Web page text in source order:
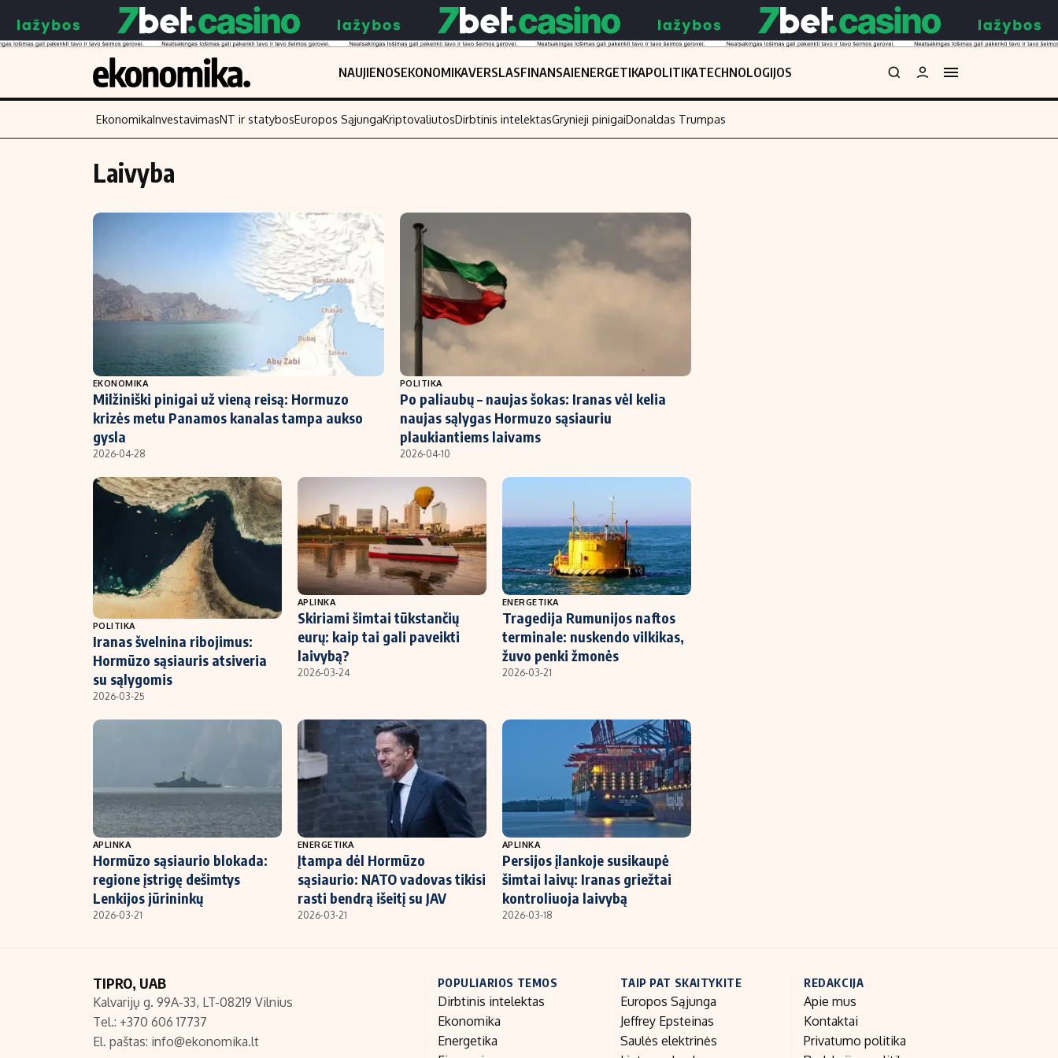
NAUJIENOSEKONOMIKAVERSLASFINANSAIENERGETIKAPOLITIKATECHNOLOGIJOS
Turinys
Naujienos
Energetika
Ekonomika
NT ir statybos
Finansai
Įmonės
Žemės ūkis
Technologijos
Laisvalaikis
Investavimas
Saulės elektrinės
Kriptovaliutos
Infliacija
Migracija
Nedarbo išmokos skaičiuoklė
Indėlių skaičiuoklė
EkonomikaInvestavimasNT ir statybosEuropos SąjungaKriptovaliutosDirbtinis intelektasGrynieji pinigaiDonaldas Trumpas
Laivyba
EKONOMIKA
Milžiniški pinigai už vieną reisą: Hormuzo
krizės metu Panamos kanalas tampa aukso
gysla
2026-04-28
POLITIKA
Po paliaubų – naujas šokas: Iranas vėl kelia
naujas sąlygas Hormuzo sąsiauriu
plaukiantiems laivams
2026-04-10
POLITIKA
Iranas švelnina ribojimus:
Hormūzo sąsiauris atsiveria
su sąlygomis
2026-03-25
APLINKA
Skiriami šimtai tūkstančių
eurų: kaip tai gali paveikti
laivybą?
2026-03-24
ENERGETIKA
Tragedija Rumunijos naftos
terminale: nuskendo vilkikas,
žuvo penki žmonės
2026-03-21
APLINKA
Hormūzo sąsiaurio blokada:
regione įstrigę dešimtys
Lenkijos jūrininkų
2026-03-21
ENERGETIKA
Įtampa dėl Hormūzo
sąsiaurio: NATO vadovas tikisi
rasti bendrą išeitį su JAV
2026-03-21
APLINKA
Persijos įlankoje susikaupė
šimtai laivų: Iranas griežtai
kontroliuoja laivybą
2026-03-18
TIPRO, UAB
Kalvarijų g. 99A-33, LT-08219 Vilnius
Tel.: +370 606 17737
El. paštas: info@ekonomika.lt
POPULIARIOS TEMOS
Dirbtinis intelektas
Ekonomika
Energetika
TAIP PAT SKAITYKITE
Europos Sąjunga
Jeffrey Epsteinas
Saulės elektrinės
REDAKCIJA
Apie mus
Kontaktai
Privatumo politika